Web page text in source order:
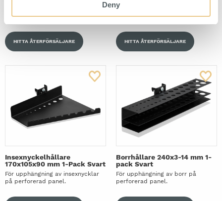
Deny
panel.
HITTA ÅTERFÖRSÄLJARE
För upphängning av verktyg på
perforerad panel.
HITTA ÅTERFÖRSÄLJARE
Insexnyckelhållare
170x105x90 mm 1-Pack Svart
För upphängning av insexnycklar
på perforerad panel.
Borrhållare 240x3-14 mm 1-
pack Svart
För upphängning av borr på
perforerad panel.